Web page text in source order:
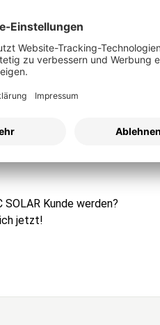
Kunde werden?
jetzt!